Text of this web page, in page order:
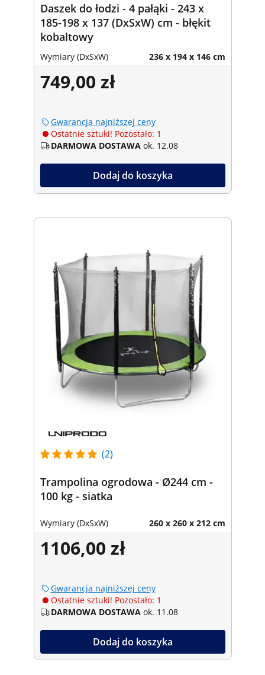
Daszek do łodzi - 4 pałąki - 243 x
185-198 x 137 (DxSxW) cm - błękit
kobaltowy
Wymiary (DxSxW) 236 x 194 x 146 cm
749,00 zł
Gwarancja najniższej ceny
Ostatnie sztuki! Pozostało: 1
DARMOWA DOSTAWA ok. 12.08
Dodaj do koszyka
(2)
Trampolina ogrodowa - Ø244 cm -
100 kg - siatka
Wymiary (DxSxW) 260 x 260 x 212 cm
1106,00 zł
Gwarancja najniższej ceny
Ostatnie sztuki! Pozostało: 1
DARMOWA DOSTAWA ok. 11.08
Dodaj do koszyka